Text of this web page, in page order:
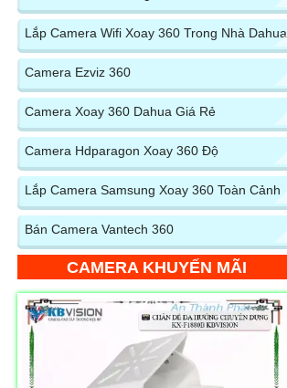
Lắp Camera Wifi Xoay 360 Trong Nhà Dahua
Camera Ezviz 360
Camera Xoay 360 Dahua Giá Rẻ
Camera Hdparagon Xoay 360 Độ
Lắp Camera Samsung Xoay 360 Toàn Cảnh
Bán Camera Vantech 360
CAMERA KHUYẾN MÃI